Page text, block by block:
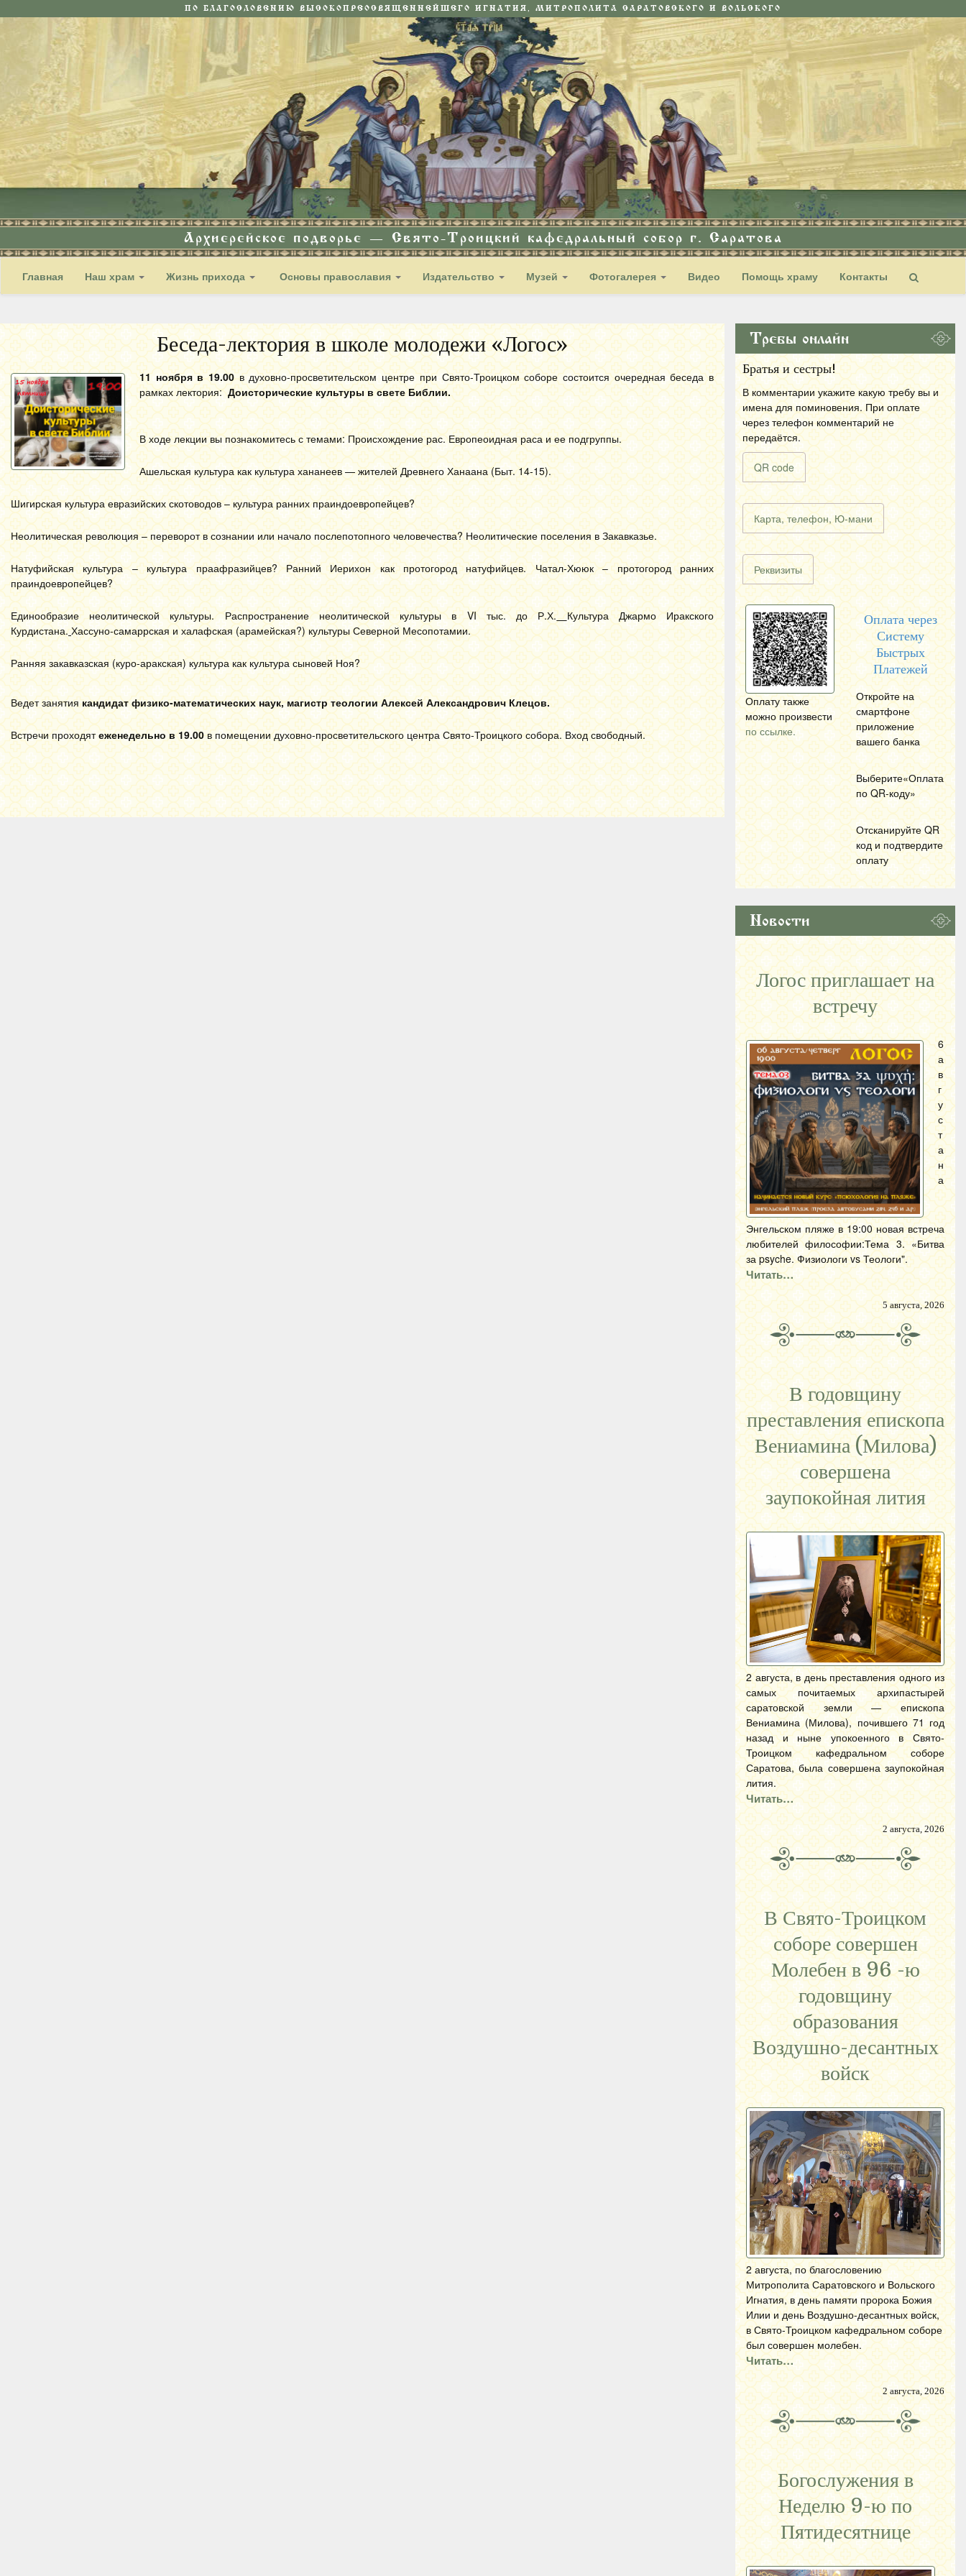
ПО БЛАГОСЛОВЕНИЮ ВЫСОКОПРЕОСВЯЩЕННЕЙШЕГО ИГНАТИЯ, МИТРОПОЛИТА САРАТОВСКОГО И ВОЛЬСКОГО
Архиерейское подворье — Свято-Троицкий кафедральный собор г. Саратова
Главная Наш храм Жизнь прихода Основы православия Издательство Музей Фотогалерея Видео Помощь храму Контакты
Беседа-лектория в школе молодежи «Логос»
11 ноября в 19.00 в духовно-просветительском центре при Свято-Троицком соборе состоится очередная беседа в
рамках лектория: Доисторические культуры в свете Библии.
В ходе лекции вы познакомитесь с темами: Происхождение рас. Европеоидная раса и ее подгруппы.
Ашельская культура как культура хананеев — жителей Древнего Ханаана (Быт. 14-15).
Шигирская культура евразийских скотоводов – культура ранних праиндоевропейцев?
Неолитическая революция – переворот в сознании или начало послепотопного человечества? Неолитические поселения в Закавказье.
Натуфийская культура – культура праафразийцев? Ранний Иерихон как протогород натуфийцев. Чатал-Хююк – протогород ранних
праиндоевропейцев?
Единообразие неолитической культуры. Распространение неолитической культуры в VI тыс. до Р.Х.
Культура Джармо Иракского
Курдистана. Хассуно-самаррская и халафская (арамейская?) культуры Северной Месопотамии.
Ранняя закавказская (куро-аракская) культура как культура сыновей Ноя?
Ведет занятия кандидат физико-математических наук, магистр теологии Алексей Александрович Клецов.
Встречи проходятеженедельно в 19.00 в помещении духовно-просветительского центра Свято-Троицкого собора. Вход свободный.
Требы онлайн
Братья и сестры!
В комментарии укажите какую требу вы и
имена для поминовения. При оплате
через телефон комментарий не
передаётся.
QR code
Карта, телефон, Ю-мани
Реквизиты
Оплату также
можно произвести
по ссылке.
Оплата через
Систему
Быстрых
Платежей
Откройте на
смартфоне
приложение
вашего банка
Выберите«Оплата
по QR-коду»
Отсканируйте QR
код и подтвердите
оплату
Новости
Логос приглашает на
встречу
6
а
в
г
у
с
т
а
н
а
Энгельском пляже в 19:00 новая встреча
любителей философии:Тема 3. «Битва
за psyche. Физиологи vs Теологи".
Читать…
5 августа, 2026
В годовщину
преставления епископа
Вениамина (Милова)
совершена
заупокойная лития
2 августа, в день преставления одного из
самых почитаемых архипастырей
саратовской земли — епископа
Вениамина (Милова), почившего 71 год
назад и ныне упокоенного в Свято-
Троицком кафедральном соборе
Саратова, была совершена заупокойная
лития.
Читать…
2 августа, 2026
В Свято-Троицком
соборе совершен
Молебен в 96 -ю
годовщину
образования
Воздушно-десантных
войск
2 августа, по благословению
Митрополита Саратовского и Вольского
Игнатия, в день памяти пророка Божия
Илии и день Воздушно-десантных войск,
в Свято-Троицком кафедральном соборе
был совершен молебен.
Читать…
2 августа, 2026
Богослужения в
Неделю 9-ю по
Пятидесятнице